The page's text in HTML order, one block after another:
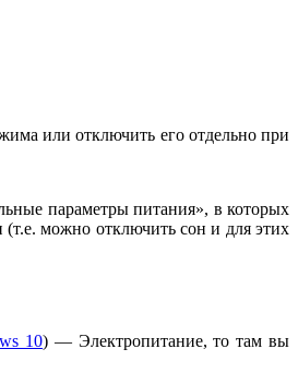
или отключить его отдельно при
параметры питания», в которых
можно отключить сон и для этих
10) — Электропитание, то там вы